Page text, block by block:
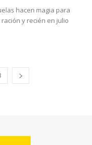
hacen magia para
y recién en julio